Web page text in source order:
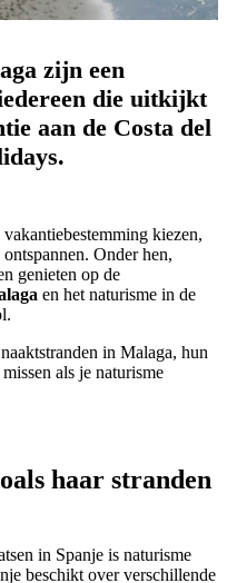
zijn een
die uitkijkt
aan de Costa del
kiezen,
Onder hen,
genieten op de
en het naturisme in de
in Malaga, hun
als je naturisme
haar stranden
in Spanje is naturisme
beschikt over verschillende